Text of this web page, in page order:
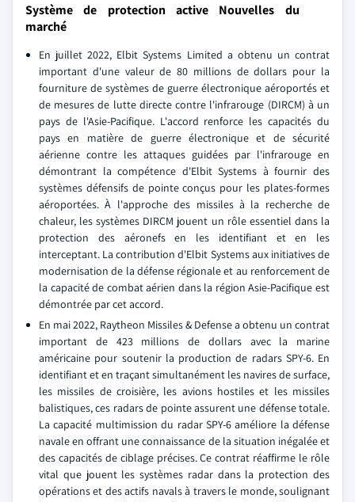
Système de protection active Nouvelles du
marché
En juillet 2022, Elbit Systems Limited a obtenu un contrat
important d'une valeur de 80 millions de dollars pour la
fourniture de systèmes de guerre électronique aéroportés et
de mesures de lutte directe contre l'infrarouge (DIRCM) à un
pays de l'Asie-Pacifique. L'accord renforce les capacités du
pays en matière de guerre électronique et de sécurité
aérienne contre les attaques guidées par l'infrarouge en
démontrant la compétence d'Elbit Systems à fournir des
systèmes défensifs de pointe conçus pour les plates-formes
aéroportées. À l'approche des missiles à la recherche de
chaleur, les systèmes DIRCM jouent un rôle essentiel dans la
protection des aéronefs en les identifiant et en les
interceptant. La contribution d'Elbit Systems aux initiatives de
modernisation de la défense régionale et au renforcement de
la capacité de combat aérien dans la région Asie-Pacifique est
démontrée par cet accord.
En mai 2022, Raytheon Missiles & Defense a obtenu un contrat
important de 423 millions de dollars avec la marine
américaine pour soutenir la production de radars SPY-6. En
identifiant et en traçant simultanément les navires de surface,
les missiles de croisière, les avions hostiles et les missiles
balistiques, ces radars de pointe assurent une défense totale.
La capacité multimission du radar SPY-6 améliore la défense
navale en offrant une connaissance de la situation inégalée et
des capacités de ciblage précises. Ce contrat réaffirme le rôle
vital que jouent les systèmes radar dans la protection des
opérations et des actifs navals à travers le monde, soulignant